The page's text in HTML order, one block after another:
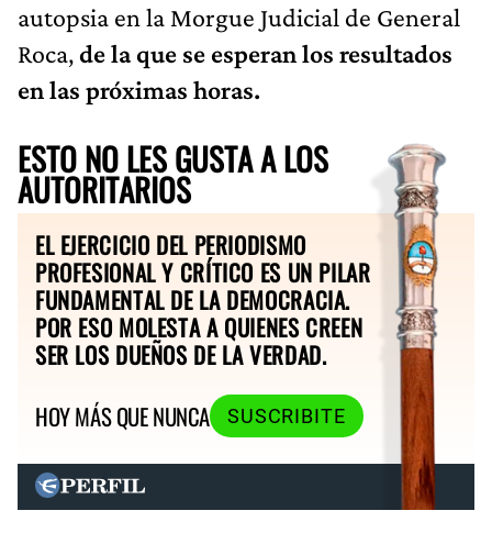
autopsia en la Morgue Judicial de General
Roca,de la que se esperan los resultados
en las próximas horas.
ESTO NO LES GUSTA A LOS
AUTORITARIOS
EL EJERCICIO DEL PERIODISMO
PROFESIONAL Y CRÍTICO ES UN PILAR
FUNDAMENTAL DE LA DEMOCRACIA.
POR ESO MOLESTA A QUIENES CREEN
SER LOS DUEÑOS DE LA VERDAD.
HOY MÁS QUE NUNCA
SUSCRIBITE